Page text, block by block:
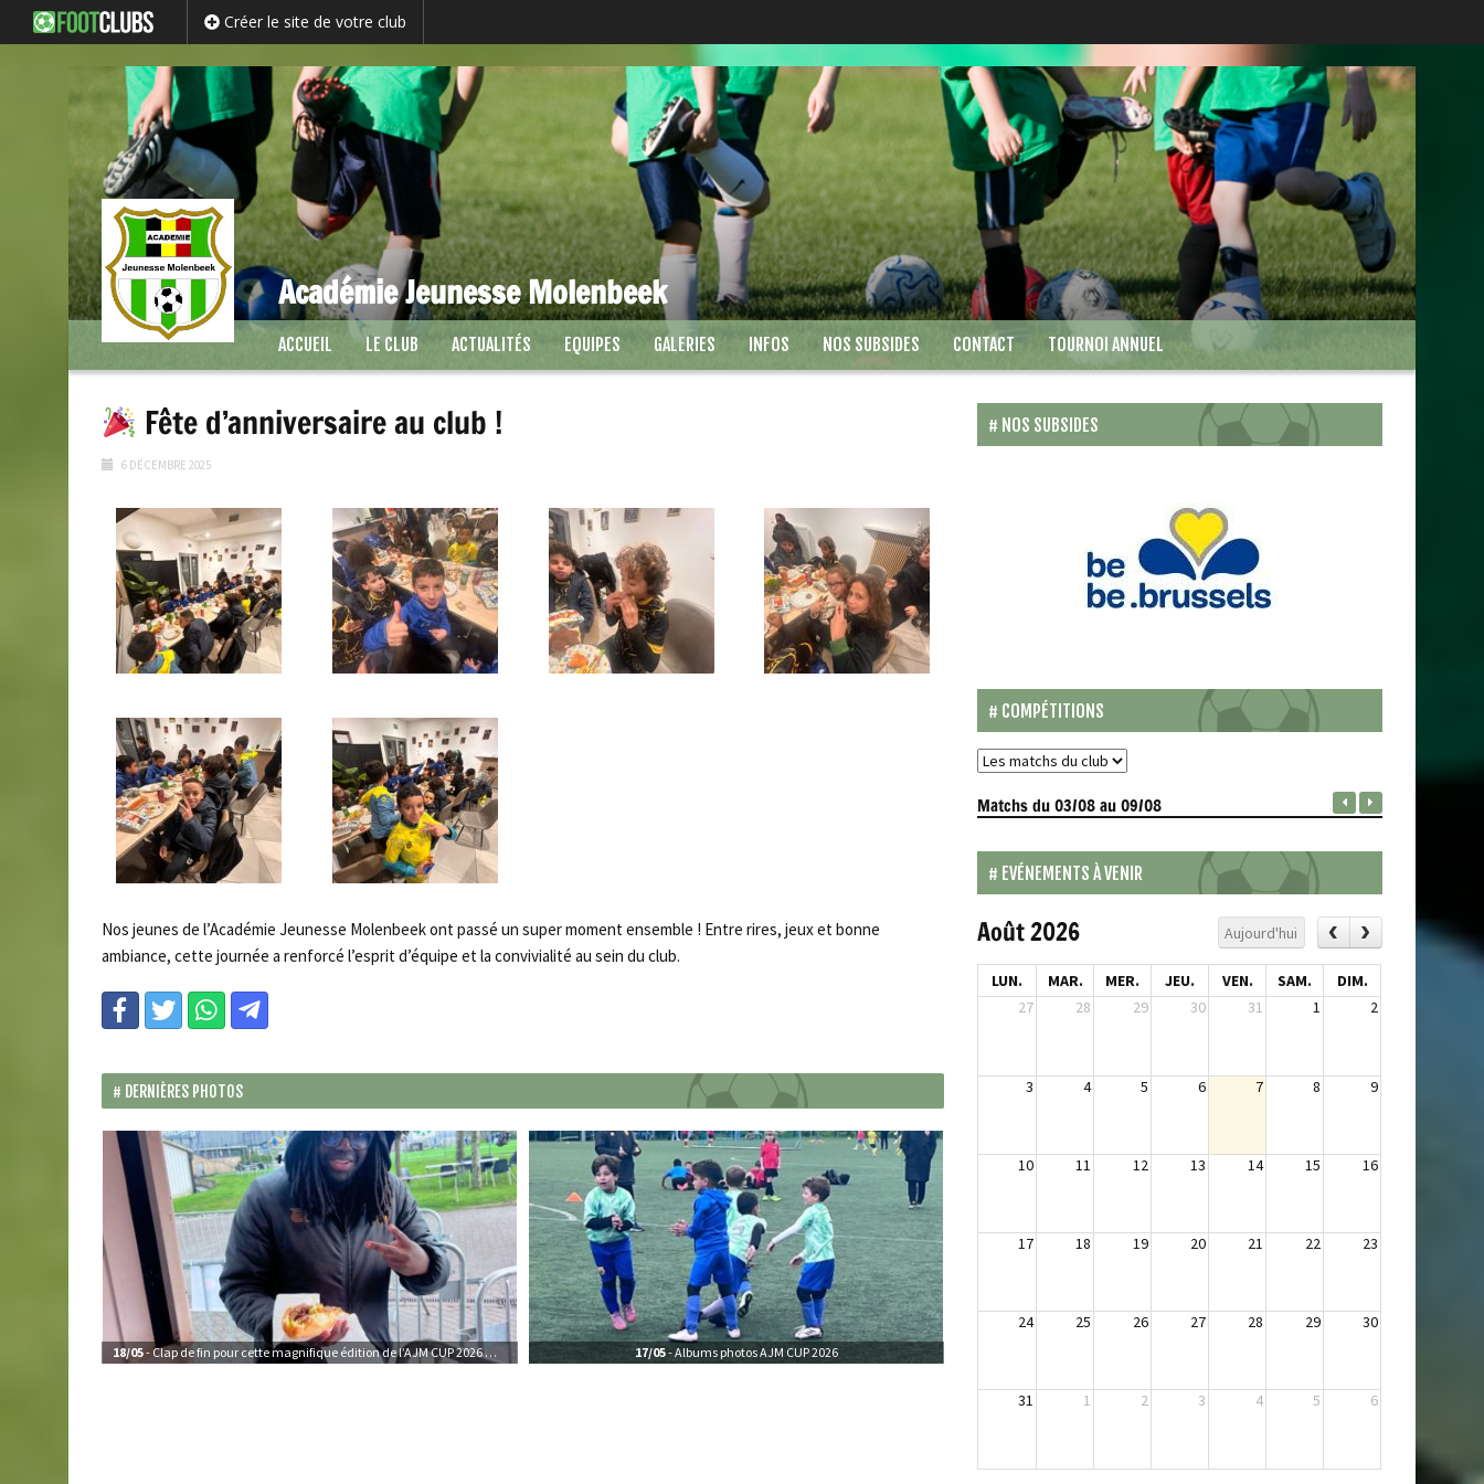
Créer le site de votre club
Académie Jeunesse Molenbeek
ACCUEIL LE CLUB ACTUALITÉS EQUIPES GALERIES INFOS NOS SUBSIDES CONTACT TOURNOI ANNUEL
Fête d’anniversaire au club !
6 DÉCEMBRE 2025
Nos jeunes de l’Académie Jeunesse Molenbeek ont passé un super moment ensemble ! Entre rires, jeux et bonne
ambiance, cette journée a renforcé l’esprit d’équipe et la convivialité au sein du club.
DERNIÈRES PHOTOS
18/05- Clap de fin pour cette magnifique édition de l’AJM CUP 2026 17/05- Albums photos AJM CUP 2026
NOS SUBSIDES
COMPÉTITIONS
Matchsdu 03/08 au 09/08
EVÉNEMENTS À VENIR
Août 2026 Aujourd'hui
LUN. MAR. MER. JEU. VEN. SAM.
DIM.
27
28 29 30 31 1 2
3 4 5 6 7 8 9
10 11 12 13 14 15 16
17 18 19 20 21 22 23
24 25 26 27 28 29 30
31 1 2 3 4 5 6